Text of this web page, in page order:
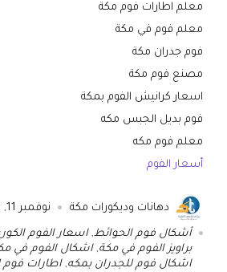
معلم اطارات فوم مكة
معلم فوم في مكة
فوم جدران مكة
مصنع فوم مكة
اسعار كرانيش الفوم بمكة
فوم بديل الجبس مكه
معلم فوم مكه
أسعار الفوم
دهانات وديكورات مكة نوفمبر 11, 2021
أشكال فوم الحوائط,اسعار الفوم
براويز الفوم في مكة,اشكال الفوم في
اشكال فوم للجدران بمكه,اطارات فوم